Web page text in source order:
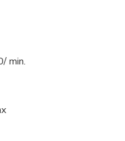
min.